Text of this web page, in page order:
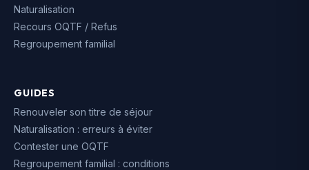
Naturalisation
Recours OQTF / Refus
Regroupement familial
GUIDES
Renouveler son titre de séjour
Naturalisation : erreurs à éviter
Contester une OQTF
Regroupement familial : conditions